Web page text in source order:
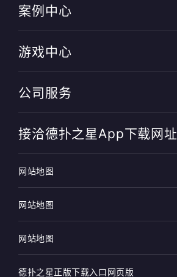
案例中心
游戏中心
公司服务
接洽德扑之星app下载网址
网站地图
网站地图
网站地图
德扑之星正版下载入口网页版